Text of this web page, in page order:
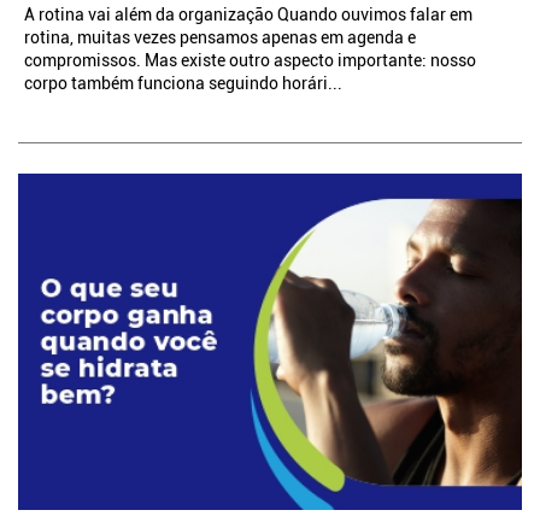
A rotina vai além da organização Quando ouvimos falar em
rotina, muitas vezes pensamos apenas em agenda e
compromissos. Mas existe outro aspecto importante: nosso
corpo também funciona seguindo horári...